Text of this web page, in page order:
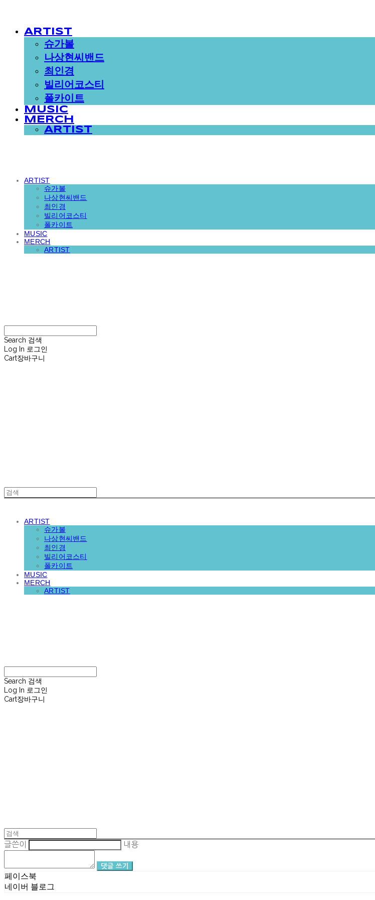
ARTIST
슈가볼
나상현씨밴드
최인경
빌리어코스티
폴카이트
MUSIC
MERCH
ARTIST
ARTIST
슈가볼
나상현씨밴드
최인경
빌리어코스티
폴카이트
MUSIC
MERCH
ARTIST
Search 검색
Log In 로그인
Cart장바구니
ARTIST
슈가볼
나상현씨밴드
최인경
빌리어코스티
폴카이트
MUSIC
MERCH
ARTIST
Search 검색
Log In 로그인
Cart장바구니
글쓴이 내용
댓글 쓰기
페이스북
네이버 블로그